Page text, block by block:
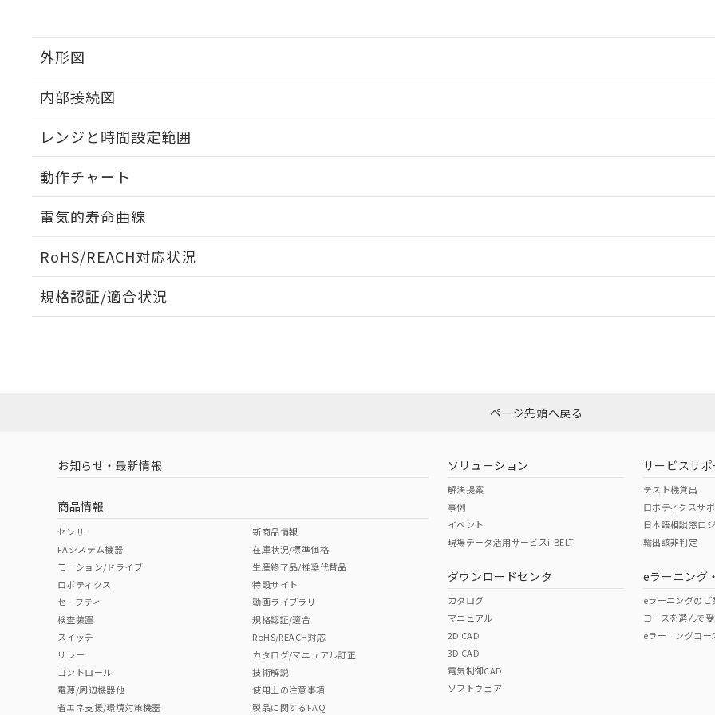
外形図
内部接続図
レンジと時間設定範囲
動作チャート
電気的寿命曲線
RoHS/REACH対応状況
EU RoHS 注意事項・凡例
ダウンロードはこちら
中国 RoHS 注意事項・凡例
中国 RoHS表
Pb Hg Cr(VI)
"対応済み"や非含有の記載がされた商品であっても、流通在庫等で未対応品が混在する可能性があります。
非含有品が必要な際は、弊社営業部門もしくは販売店へお問い合わせください。
規格認証/適合状況
（イギリス
（ノルウェー
（日本
（アメリカ
この製品の規格認証/適合
その他の認証はこちらのページからご
ページ先頭へ戻る
お知らせ・最新情報
商品情報
センサ
FAシステム機器
モーション/ドライブ
ロボティクス
セーフティ
検査装置
スイッチ
リレー
コントロール
電源/周辺機器他
省エネ支援/環境対策機器
新商品情報
在庫状況/標準価格
生産終了品/推奨代替品
特設サイト
動画ライブラリ
規格認証/適合
RoHS/REACH対応
カタログ/マニュアル訂正
技術解説
使用上の注意事項
製品に関するFAQ
ソリューション
解決提案
事例
イベント
現場データ活用サービスi-BELT
ダウンロードセンタ
カタログ
マニュアル
2D CAD
3D CAD
電気制御CAD
ソフトウェア
サービスサポ
テスト機貸出
ロボティクスサ
日本語相談窓口
輸出該非判定
eラーニング
eラーニングのご
コースを選んで
eラーニングコー